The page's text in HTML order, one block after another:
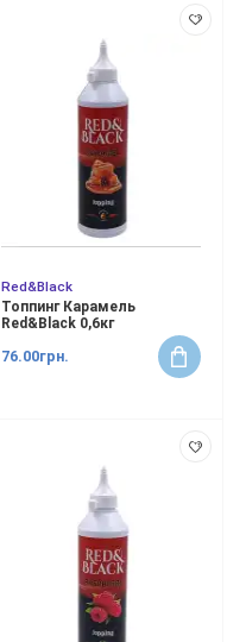
Red&Black
Топпинг Карамель
Red&Black 0,6кг
76.00грн.